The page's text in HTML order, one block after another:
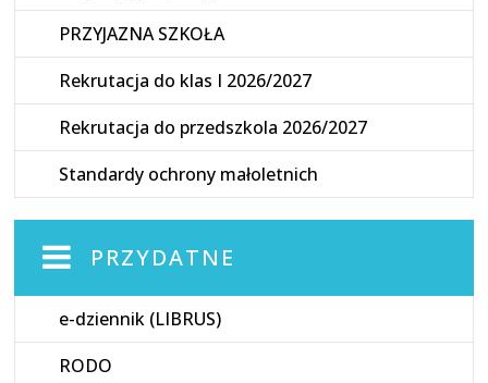
PRZYJAZNA SZKOŁA
Rekrutacja do klas I 2026/2027
Rekrutacja do przedszkola 2026/2027
Standardy ochrony małoletnich
PRZYDATNE
e-dziennik (LIBRUS)
RODO